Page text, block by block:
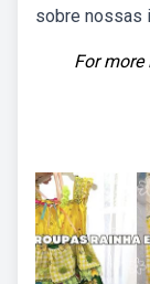
sobre nossas
For